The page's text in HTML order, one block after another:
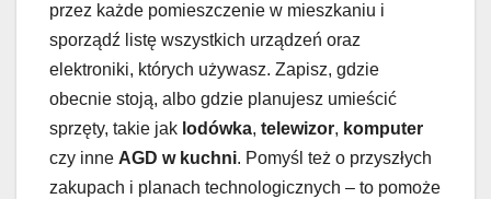
przez każde pomieszczenie w mieszkaniu i
sporządź listę wszystkich urządzeń oraz
elektroniki, których używasz. Zapisz, gdzie
obecnie stoją, albo gdzie planujesz umieścić
sprzęty, takie jak lodówka, telewizor, komputer
czy inne AGD w kuchni. Pomyśl też o przyszłych
zakupach i planach technologicznych – to pomoże